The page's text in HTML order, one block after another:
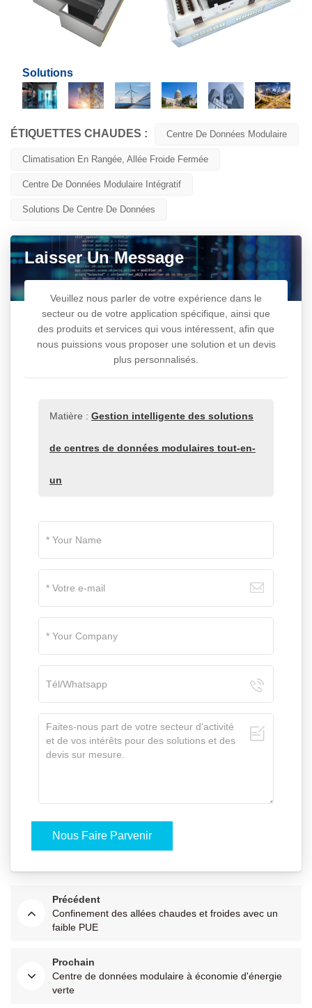
Solutions
ÉTIQUETTES CHAUDES : Centre De Données Modulaire
Climatisation En Rangée, Allée Froide Fermée
Centre De Données Modulaire Intégratif
Solutions De Centre De Données
Laisser Un Message
Veuillez nous parler de votre expérience dans le
secteur ou de votre application spécifique, ainsi que
des produits et services qui vous intéressent, afin que
nous puissions vous proposer une solution et un devis
plus personnalisés.
Matière : Gestion intelligente des solutions
de centres de données modulaires tout-en-
un
Précédent
Confinement des allées chaudes et froides avec un
faible PUE
Prochain
Centre de données modulaire à économie d'énergie
verte